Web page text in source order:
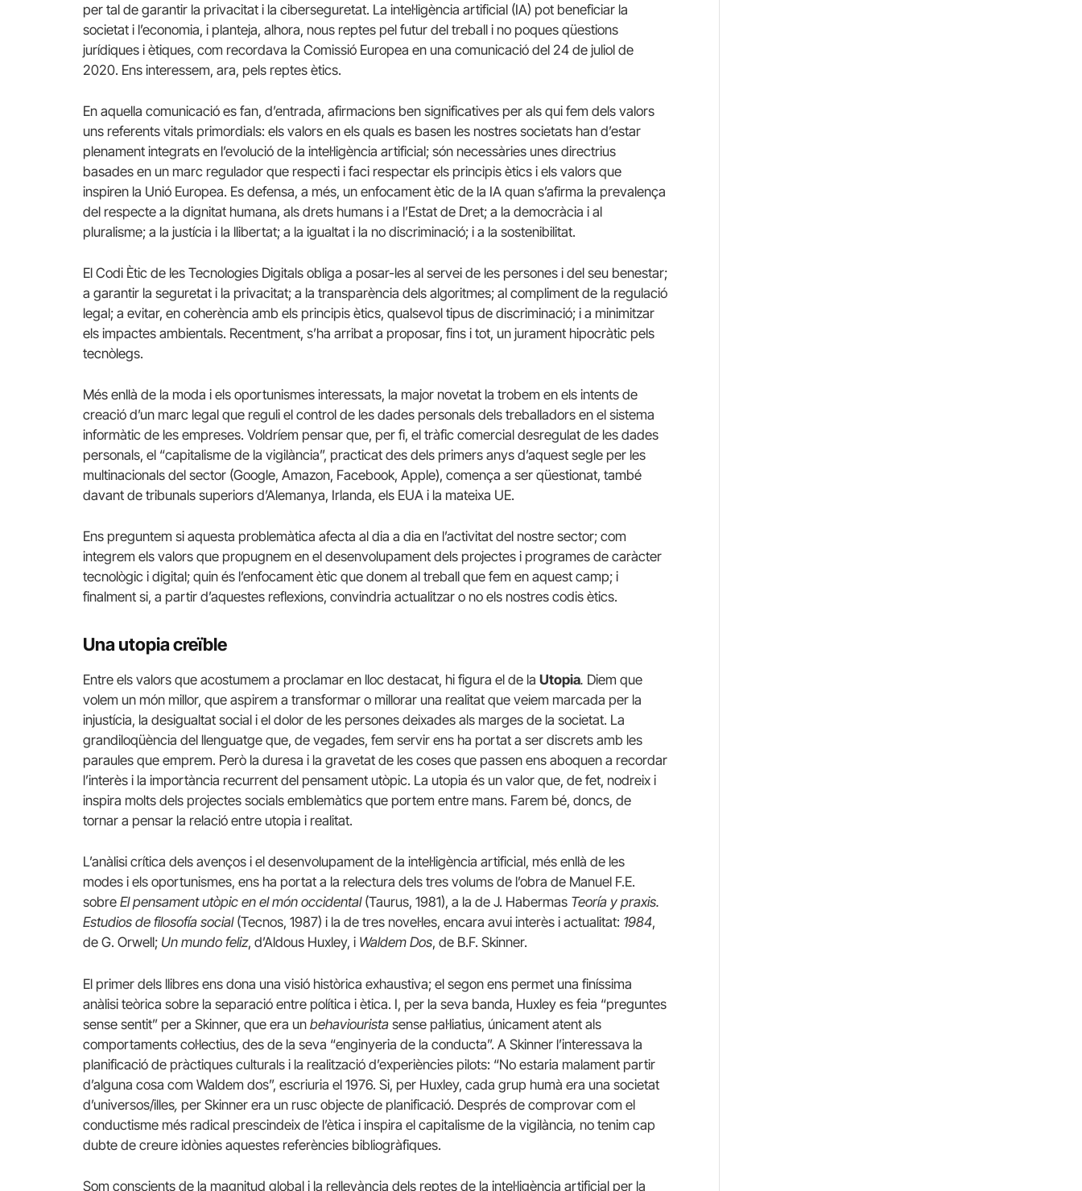
per tal de garantir la privacitat i la ciberseguretat. La intel·ligència artificial (IA) pot beneficiar la
societat i l’economia, i planteja, alhora, nous reptes pel futur del treball i no poques qüestions
jurídiques i ètiques, com recordava la Comissió Europea en una comunicació del 24 de juliol de
2020. Ens interessem, ara, pels reptes ètics.
En aquella comunicació es fan, d’entrada, afirmacions ben significatives per als qui fem dels valors
uns referents vitals primordials: els valors en els quals es basen les nostres societats han d’estar
plenament integrats en l’evolució de la intel·ligència artificial; són necessàries unes directrius
basades en un marc regulador que respecti i faci respectar els principis ètics i els valors que
inspiren la Unió Europea. Es defensa, a més, un enfocament ètic de la IA quan s’afirma la prevalença
del respecte a la dignitat humana, als drets humans i a l’Estat de Dret; a la democràcia i al
pluralisme; a la justícia i la llibertat; a la igualtat i la no discriminació; i a la sostenibilitat.
El Codi Ètic de les Tecnologies Digitals obliga a posar-les al servei de les persones i del seu benestar;
a garantir la seguretat i la privacitat; a la transparència dels algoritmes; al compliment de la regulació
legal; a evitar, en coherència amb els principis ètics, qualsevol tipus de discriminació; i a minimitzar
els impactes ambientals. Recentment, s’ha arribat a proposar, fins i tot, un jurament hipocràtic pels
tecnòlegs.
Més enllà de la moda i els oportunismes interessats, la major novetat la trobem en els intents de
creació d’un marc legal que reguli el control de les dades personals dels treballadors en el sistema
informàtic de les empreses. Voldríem pensar que, per fi, el tràfic comercial desregulat de les dades
personals, el “capitalisme de la vigilància”, practicat des dels primers anys d’aquest segle per les
multinacionals del sector (Google, Amazon, Facebook, Apple), comença a ser qüestionat, també
davant de tribunals superiors d’Alemanya, Irlanda, els EUA i la mateixa UE.
Ens preguntem si aquesta problemàtica afecta al dia a dia en l’activitat del nostre sector; com
integrem els valors que propugnem en el desenvolupament dels projectes i programes de caràcter
tecnològic i digital; quin és l’enfocament ètic que donem al treball que fem en aquest camp; i
finalment si, a partir d’aquestes reflexions, convindria actualitzar o no els nostres codis ètics.
Una utopia creïble
Entre els valors que acostumem a proclamar en lloc destacat, hi figura el de la Utopia. Diem que
volem un món millor, que aspirem a transformar o millorar una realitat que veiem marcada per la
injustícia, la desigualtat social i el dolor de les persones deixades als marges de la societat. La
grandiloqüència del llenguatge que, de vegades, fem servir ens ha portat a ser discrets amb les
paraules que emprem. Però la duresa i la gravetat de les coses que passen ens aboquen a recordar
l’interès i la importància recurrent del pensament utòpic. La utopia és un valor que, de fet, nodreix i
inspira molts dels projectes socials emblemàtics que portem entre mans. Farem bé, doncs, de
tornar a pensar la relació entre utopia i realitat.
L’anàlisi crítica dels avenços i el desenvolupament de la intel·ligència artificial, més enllà de les
modes i els oportunismes, ens ha portat a la relectura dels tres volums de l’obra de Manuel F.E.
sobre El pensament utòpic en el món occidental(Taurus, 1981), a la de J. Habermas Teoría y praxis.
Estudios de filosofía social(Tecnos, 1987) i la de tres novel·les, encara avui interès i actualitat: 1984,
de G. Orwell; Un mundo feliz, d’Aldous Huxley, i Waldem Dos, de B.F. Skinner.
El primer dels llibres ens dona una visió històrica exhaustiva; el segon ens permet una finíssima
anàlisi teòrica sobre la separació entre política i ètica. I, per la seva banda, Huxley es feia “preguntes
sense sentit” per a Skinner, que era un behaviourista sense pal·liatius, únicament atent als
comportaments col·lectius, des de la seva “enginyeria de la conducta”. A Skinner l’interessava la
planificació de pràctiques culturals i la realització d’experiències pilots: “No estaria malament partir
d’alguna cosa com Waldem dos”, escriuria el 1976. Si, per Huxley, cada grup humà era una societat
d’universos/illes, per Skinner era un rusc objecte de planificació. Després de comprovar com el
conductisme més radical prescindeix de l’ètica i inspira el capitalisme de la vigilància, no tenim cap
dubte de creure idònies aquestes referències bibliogràfiques.
Som conscients de la magnitud global i la rellevància dels reptes de la intel·ligència artificial per la